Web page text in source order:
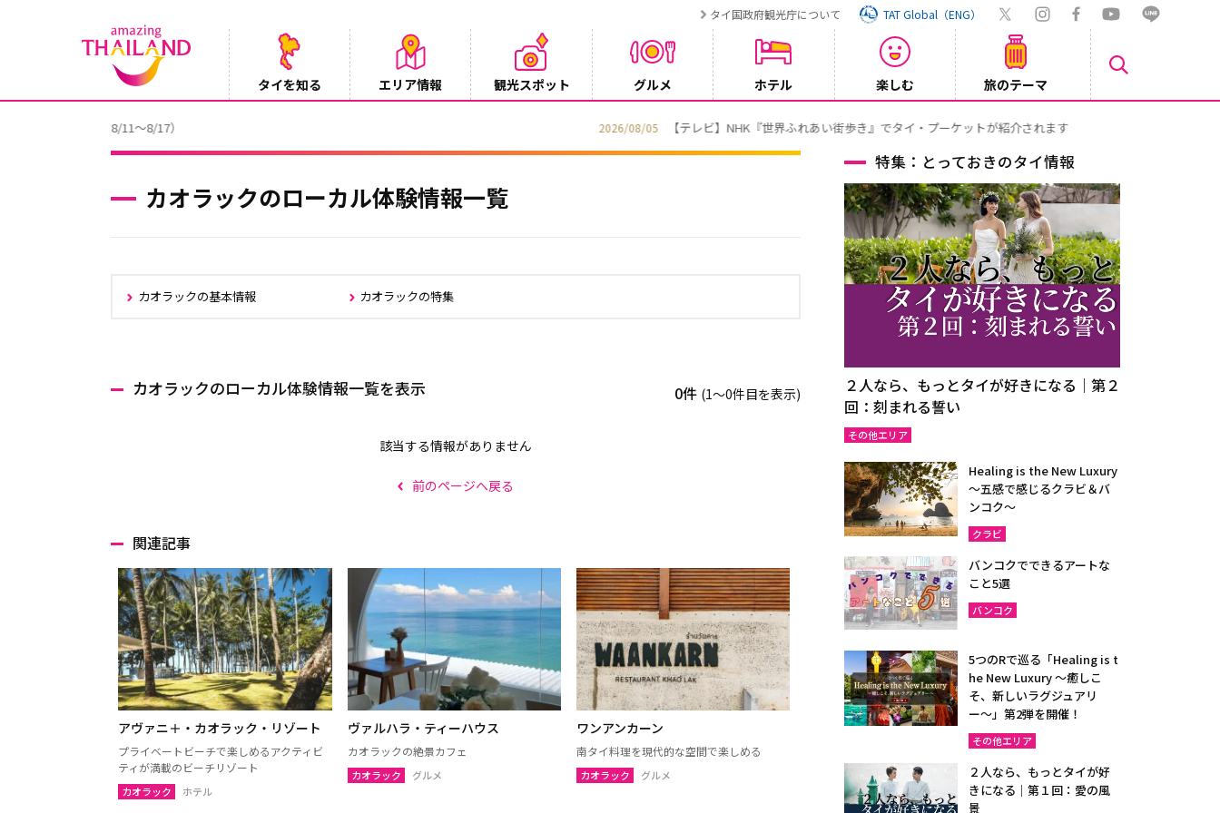
タイ国政府観光庁について TAT Global（ENG）
タイを知る エリア情報 観光スポット グルメ ホテル 楽しむ 旅のテーマ
2026/08/05
カオラックのローカル体験情報一覧
カオラックの基本情報 カオラックの特集
カオラックのローカル体験情報一覧を表示 0件 (1〜0件目を表示)
該当する情報がありません
前のページへ戻る
関連記事
アヴァニ＋・カオラック・リゾート
プライベートビーチで楽しめるアクティビ
ティが満載のビーチリゾート
カオラック ホテル
ヴァルハラ・ティーハウス
カオラックの絶景カフェ
カオラック グルメ
ワンアンカーン
南タイ料理を現代的な空間で楽しめる
カオラック グルメ
特集：とっておきのタイ情報
２人なら、もっとタイが好きになる｜第２
回：刻まれる誓い
その他エリア
Healing is the New Luxury
～五感で感じるクラビ＆バ
ンコク～
クラビ
バンコクでできるアートな
こと5選
バンコク
5つのRで巡る「Healing is t
he New Luxury ～癒しこ
そ、新しいラグジュアリ
ー〜」第2弾を開催！
その他エリア
２人なら、もっとタイが好
きになる｜第１回：愛の風
景